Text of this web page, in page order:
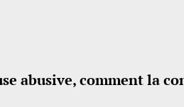
abusive, comment la